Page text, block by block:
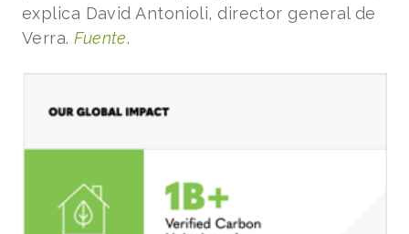
explica David Antonioli, director general de
Verra.Fuente.